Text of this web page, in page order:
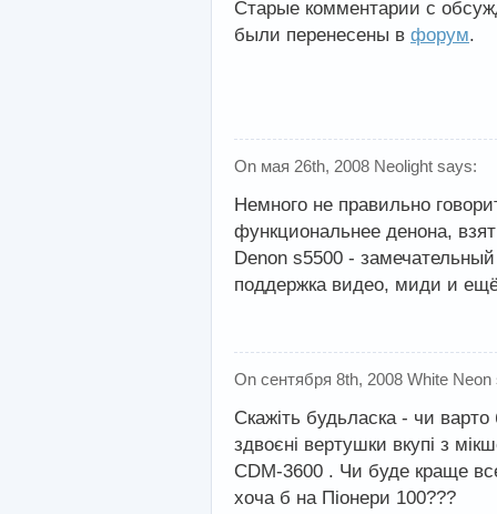
Старые комментарии с
были перенесены в форум.
On мая 26th, 2008 Neolight says:
Немного не правильно
функциональнее денона,
Denon s5500 -
поддержка видео, миди и
On сентября 8th, 2008 White
Скажіть будьласка - чи варто
здвоєні вертушки вкупі з
CDM-3600 . Чи буде краще
хоча б на Піонери 100???